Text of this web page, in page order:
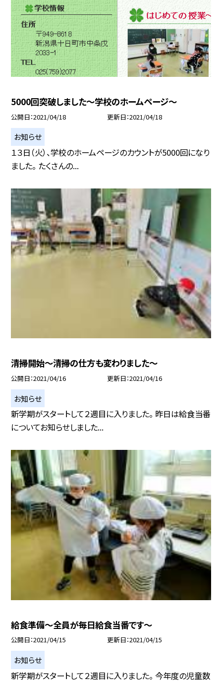
5000回突破しました〜学校のホームページ〜
公開日 2021/04/18 更新日 2021/04/18
お知らせ
１３日（火）、学校のホームページのカウントが5000回になり
ました。 たくさんの...
清掃開始〜清掃の仕方も変わりました〜
公開日 2021/04/16 更新日 2021/04/16
お知らせ
新学期がスタートして２週目に入りました。 昨日は給食当番
についてお知らせしました...
給食準備〜全員が毎日給食当番です〜
公開日 2021/04/15 更新日 2021/04/15
お知らせ
新学期がスタートして２週目に入りました。 今年度の児童数